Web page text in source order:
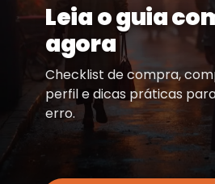
Leia o guia
agora
Checklist de compra,
perfil e dicas práticas
erro.